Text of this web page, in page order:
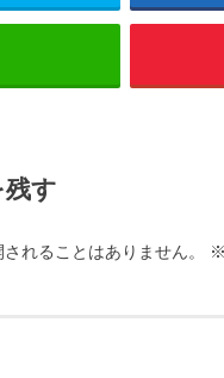
す
れることはありません。 ※